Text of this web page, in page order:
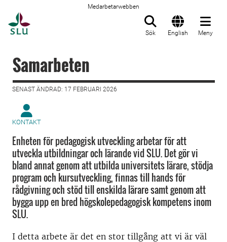
Medarbetarwebben
Sök English Meny
Samarbeten
SENAST ÄNDRAD: 17 FEBRUARI 2026
KONTAKT
Enheten för pedagogisk utveckling arbetar för att
utveckla utbildningar och lärande vid SLU. Det gör vi
bland annat genom att utbilda universitets lärare, stödja
program och kursutveckling, finnas till hands för
rådgivning och stöd till enskilda lärare samt genom att
bygga upp en bred högskolepedagogisk kompetens inom
SLU.
I detta arbete är det en stor tillgång att vi är väl